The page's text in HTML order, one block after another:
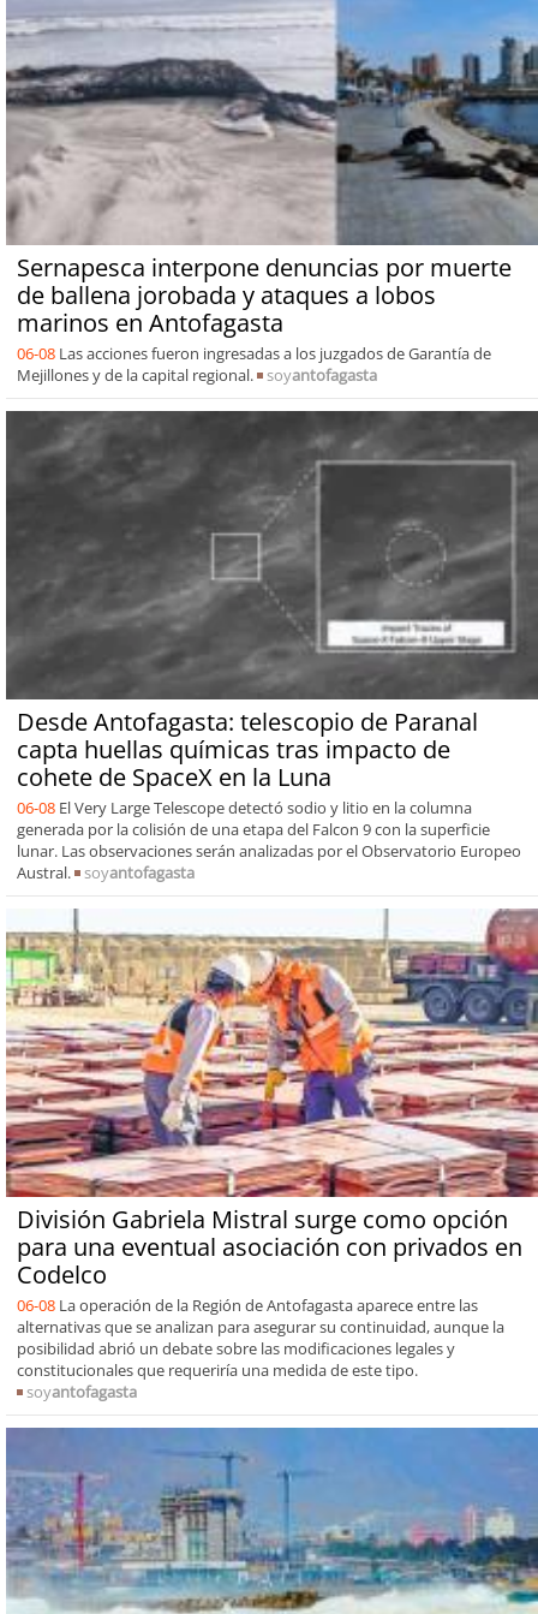
Sernapesca interpone denuncias por muerte
de ballena jorobada y ataques a lobos
marinos en Antofagasta
06-08 Las acciones fueron ingresadas a los juzgados de Garantía de
Mejillones y de la capital regional.
soyantofagasta
Desde Antofagasta: telescopio de Paranal
capta huellas químicas tras impacto de
cohete de SpaceX en la Luna
06-08 El Very Large Telescope detectó sodio y litio en la columna
generada por la colisión de una etapa del Falcon 9 con la superficie
lunar. Las observaciones serán analizadas por el Observatorio Europeo
Austral.
soyantofagasta
División Gabriela Mistral surge como opción
para una eventual asociación con privados en
Codelco
06-08 La operación de la Región de Antofagasta aparece entre las
alternativas que se analizan para asegurar su continuidad, aunque la
posibilidad abrió un debate sobre las modificaciones legales y
constitucionales que requeriría una medida de este tipo.
soyantofagasta